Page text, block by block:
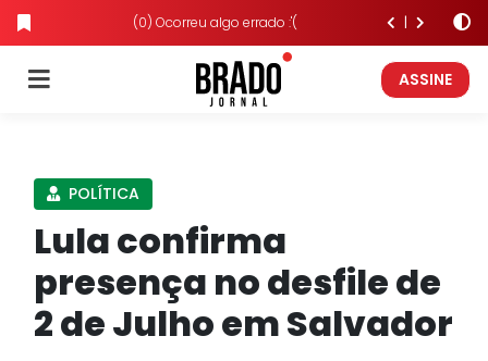
(0) Ocorreu algo errado :'(
ASSINE
POLÍTICA
Lula confirma
presença no desfile de
2 de Julho em Salvador